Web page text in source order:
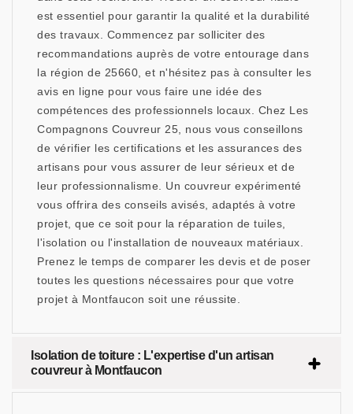
est essentiel pour garantir la qualité et la durabilité
des travaux. Commencez par solliciter des
recommandations auprès de votre entourage dans
la région de 25660, et n'hésitez pas à consulter les
avis en ligne pour vous faire une idée des
compétences des professionnels locaux. Chez Les
Compagnons Couvreur 25, nous vous conseillons
de vérifier les certifications et les assurances des
artisans pour vous assurer de leur sérieux et de
leur professionnalisme. Un couvreur expérimenté
vous offrira des conseils avisés, adaptés à votre
projet, que ce soit pour la réparation de tuiles,
l'isolation ou l'installation de nouveaux matériaux.
Prenez le temps de comparer les devis et de poser
toutes les questions nécessaires pour que votre
projet à Montfaucon soit une réussite.
Isolation de toiture : L'expertise d'un artisan
couvreur à Montfaucon